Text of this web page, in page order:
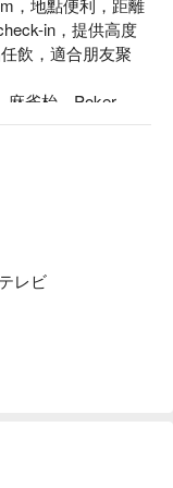
，地點便利，距離
in，提供高度
飲，適合朋友聚
麻雀枱、Poker
酒精飲品、全禁煙
120 / 人起（需預訂
訂
テレビ